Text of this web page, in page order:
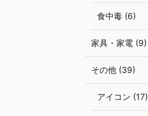
食中毒 (6)
家具・家電 (9)
その他 (39)
アイコン (17)